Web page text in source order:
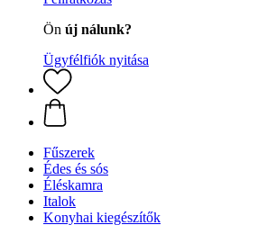
Ön új nálunk?
Ügyfélfiók nyitása
Fűszerek
Édes és sós
Éléskamra
Italok
Konyhai kiegészítők